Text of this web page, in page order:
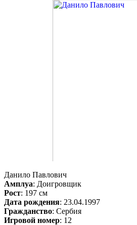
Данило Павлович
Амплуа: Доигровщик
Рост: 197 см
Дата рождения: 23.04.1997
Гражданство: Сербия
Игровой номер: 12